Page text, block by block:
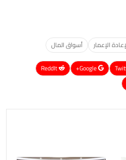
الإعمار أسواق المال
Google+
ReddIt